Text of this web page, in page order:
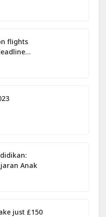
flights
Anak
just £150